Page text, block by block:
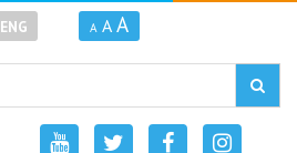
ENG A A A